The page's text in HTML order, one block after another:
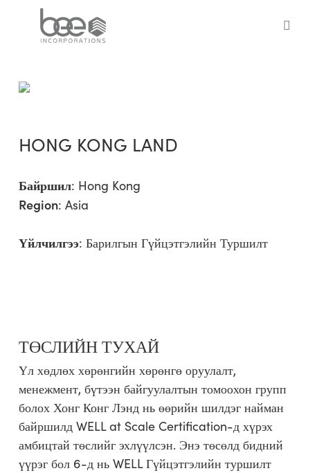
HONG KONG LAND
Байршил: Hong Kong
Region: Asia
Үйлчилгээ: Барилгын Гүйцэтгэлийн Туршилт
ТӨСЛИЙН ТУХАЙ
Үл хөдлөх хөрөнгийн хөрөнгө оруулалт,
менежмент, бүтээн байгуулалтын томоохон групп
болох Хонг Конг Лэнд нь өөрийн шилдэг найман
байршилд WELL at Scale Certification-д хүрэх
амбицтай төслийг эхлүүлсэн. Энэ төсөлд бидний
үүрэг бол 6-д нь WELL Гүйцэтгэлийн туршилт